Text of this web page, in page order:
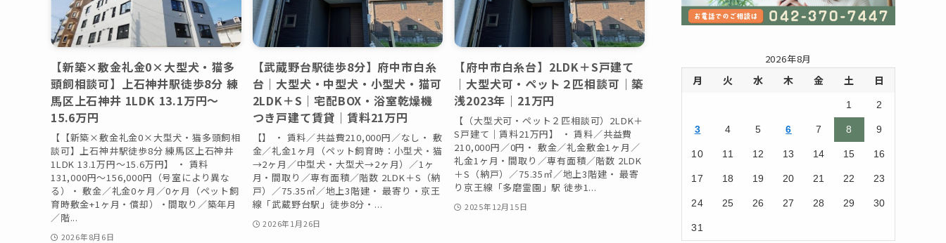
【新築×敷金礼金0×大型犬・猫多
頭飼相談可】上石神井駅徒歩8分 練
馬区上石神井 1LDK 13.1万円〜
15.6万円
【【新築×敷金礼金0×大型犬・猫多頭飼相
談可】上石神井駅徒歩8分 練馬区上石神井
1LDK 13.1万円〜15.6万円】 ・ 賃料
131,000円〜156,000円（号室により異な
る）・ 敷金／礼金0ヶ月／0ヶ月（ペット飼
育時敷金+1ヶ月・償却）・間取り／築年月
／階...
2026年8月6日
【武蔵野台駅徒歩8分】府中市白糸
台｜大型犬・中型犬・小型犬・猫可
2LDK＋S｜宅配BOX・浴室乾燥機
つき戸建て賃貸｜賃料21万円
【】 ・ 賃料／共益費210,000円／なし・ 敷
金／礼金1ヶ月（ペット飼育時：小型犬・猫
→2ヶ月／中型犬・大型犬→2ヶ月）／1ヶ
月・間取り／専有面積／階数 2LDK＋S（納
戸）／75.35㎡／地上3階建・ 最寄り・京王
線「武蔵野台駅」徒歩8分・...
2026年1月26日
【府中市白糸台】2LDK＋S戸建て
｜大型犬可・ペット２匹相談可｜築
浅2023年｜21万円
【（大型犬可・ペット２匹相談可）2LDK＋
S戸建て｜賃料21万円】 ・ 賃料／共益費
210,000円／0円・ 敷金／礼金敷金1ヶ月／
礼金1ヶ月・間取り／専有面積／階数 2LDK
＋S（納戸）／75.35㎡／地上3階建・ 最寄
り京王線「多磨霊園」駅 徒歩1...
2025年12月15日
2026年8月
月 火 水 木 金 土 日
1 2
3 4 5 6 7 8 9
10 11 12 13 14 15 16
17 18 19 20 21 22 23
24 25 26 27 28 29 30
31